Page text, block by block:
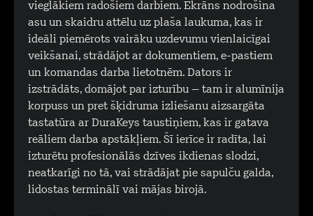
vieglākiem radošiem darbiem. Ekrāns nodrošina
asu un skaidru attēlu uz plaša laukuma, kas ir
ideāli piemērots vairāku uzdevumu vienlaicīgai
veikšanai, strādājot ar dokumentiem, e-pastiem
un komandas darba lietotnēm. Dators ir
izstrādāts, domājot par izturību – tam ir alumīnija
korpuss un pret šķidruma izliešanu aizsargāta
tastatūra ar DuraKeys taustiņiem, kas ir gatava
reāliem darba apstākļiem. Šī ierīce ir radīta, lai
izturētu profesionālās dzīves ikdienas slodzi,
neatkarīgi no tā, vai strādājat pie sapulču galda,
lidostas terminālī vai mājas birojā.